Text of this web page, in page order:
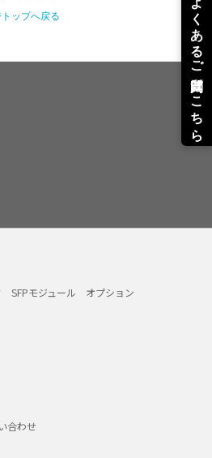
ップへ戻る
SFPモジュール
オプション
合わせ